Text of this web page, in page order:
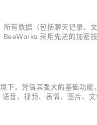
有数据（包括聊天记录
采用先进的加
，凭借其强大的基础功
音、视频、表情、图片、